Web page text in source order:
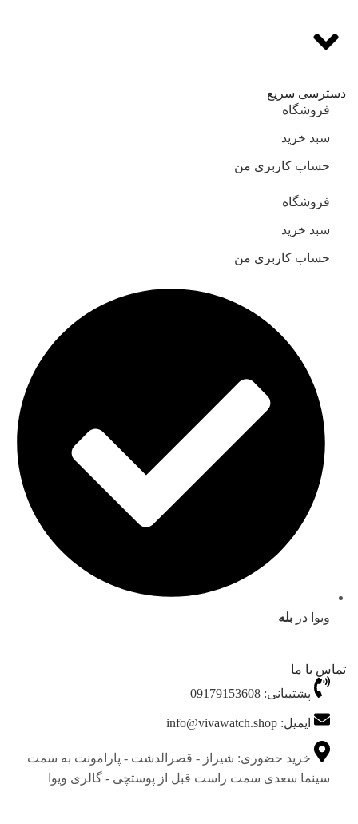
دسترسی سریع
فروشگاه
سبد خرید
حساب کاربری من
فروشگاه
سبد خرید
حساب کاربری من
ویوا در بله
تماس با ما
پشتیبانی: 09179153608
ایمیل: info@vivawatch.shop
خرید حضوری: شیراز - قصرالدشت - پارامونت به سمت
سینما سعدی سمت راست قبل از پوستچی - گالری ویوا